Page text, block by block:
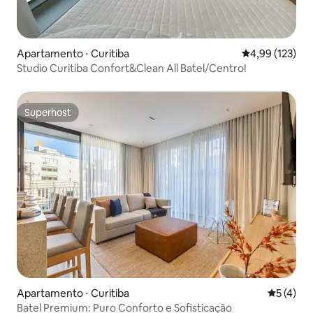
Apartamento ⋅ Curitiba 4,99 de uma
4,99 (123)
Studio Curitiba Confort&Clean All Batel/Centro!
Superhost
Superhost
Apartamento ⋅ Curitiba 5 de
5 (4)
Batel Premium: Puro Conforto e Sofisticação